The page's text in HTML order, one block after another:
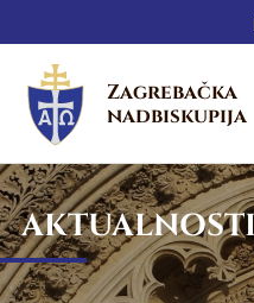
Zagrebačka
nadbiskupija
AKTUALNOSTI